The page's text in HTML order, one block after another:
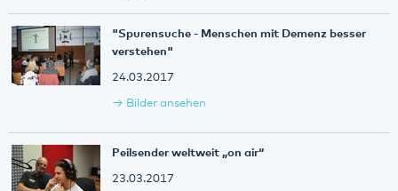
"Spurensuche - Menschen mit Demenz besser
verstehen"
24.03.2017
Bilder ansehen
Peilsender weltweit „on air“
23.03.2017